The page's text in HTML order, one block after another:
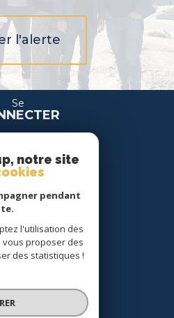
l'alerte
Se
location
Nous
notre site
pendant
l'utilisation des
vous proposer des
des statistiques !